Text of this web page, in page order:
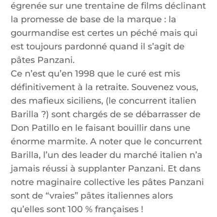
égrenée sur une trentaine de films déclinant
la promesse de base de la marque : la
gourmandise est certes un péché mais qui
est toujours pardonné quand il s’agit de
pâtes Panzani.
Ce n’est qu’en 1998 que le curé est mis
définitivement à la retraite. Souvenez vous,
des mafieux siciliens, (le concurrent italien
Barilla ?) sont chargés de se débarrasser de
Don Patillo en le faisant bouillir dans une
énorme marmite. A noter que le concurrent
Barilla, l’un des leader du marché italien n’a
jamais réussi à supplanter Panzani. Et dans
notre maginaire collective les pâtes Panzani
sont de “vraies” pâtes italiennes alors
qu’elles sont 100 % françaises !